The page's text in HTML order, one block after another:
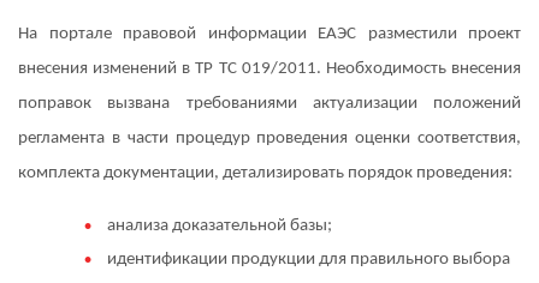
На портале правовой информации ЕАЭС разместили проект
внесения изменений в ТР ТС 019/2011. Необходимость внесения
поправок вызвана требованиями актуализации положений
регламента в части процедур проведения оценки соответствия,
комплекта документации, детализировать порядок проведения:
анализа доказательной базы;
идентификации продукции для правильного выбора